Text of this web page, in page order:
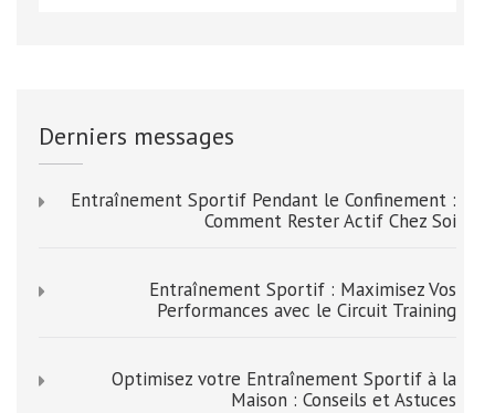
Derniers messages
Entraînement Sportif Pendant le Confinement :
Comment Rester Actif Chez Soi
Entraînement Sportif : Maximisez Vos
Performances avec le Circuit Training
Optimisez votre Entraînement Sportif à la
Maison : Conseils et Astuces